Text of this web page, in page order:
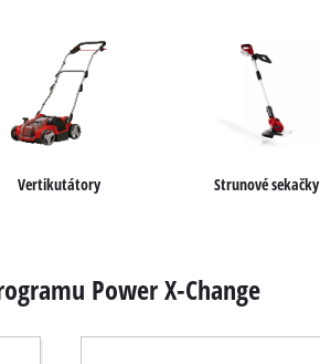
Vertikutátory Strunové sekačky
Power X-Change